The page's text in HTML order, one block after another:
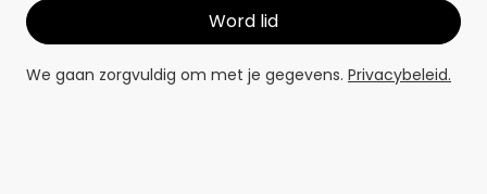
We gaan zorgvuldig om met je gegevens. Privacybeleid.